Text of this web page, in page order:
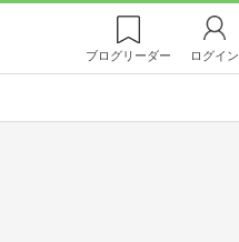
ブログリーダー ログイン